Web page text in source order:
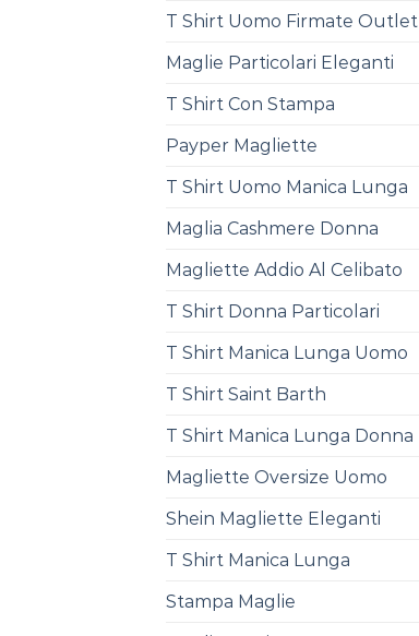
T Shirt Uomo Firmate Outlet
Maglie Particolari Eleganti
T Shirt Con Stampa
Payper Magliette
T Shirt Uomo Manica Lunga
Maglia Cashmere Donna
Magliette Addio Al Celibato
T Shirt Donna Particolari
T Shirt Manica Lunga Uomo
T Shirt Saint Barth
T Shirt Manica Lunga Donna
Magliette Oversize Uomo
Shein Magliette Eleganti
T Shirt Manica Lunga
Stampa Maglie